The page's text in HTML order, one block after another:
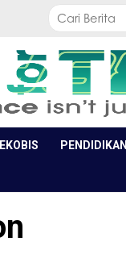
EKOBIS PENDIDIKAN